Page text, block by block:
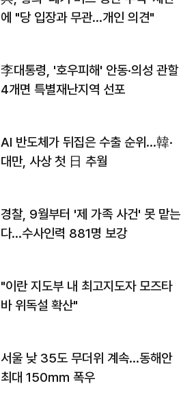
에 "당 입장과 무관…개인 의견"
李대통령, '호우피해' 안동·의성 관할
4개면 특별재난지역 선포
AI 반도체가 뒤집은 수출 순위…韓·
대만, 사상 첫 日 추월
경찰, 9월부터 '제 가족 사건' 못 맡는
다…수사인력 881명 보강
"이란 지도부 내 최고지도자 모즈타
바 위독설 확산"
서울 낮 35도 무더위 계속…동해안
최대 150㎜ 폭우